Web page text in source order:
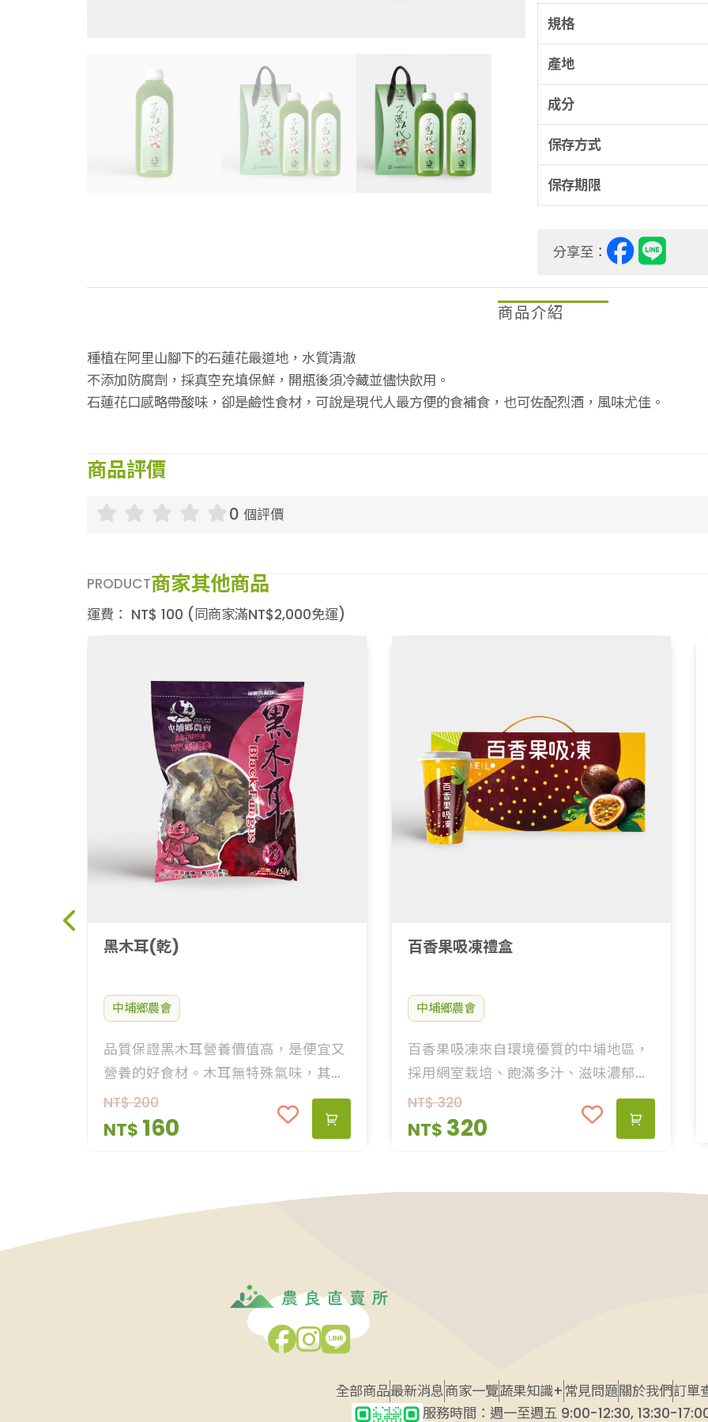
規格
產地
成分
保存方式
保存期限
分享至：
商品介紹
種植在阿里山腳下的石蓮花最道地，水質清澈
不添加防腐劑，採真空充填保鮮，開瓶後須冷藏並儘快飲用。
石蓮花口感略帶酸味，卻是鹼性食材，可說是現代人最方便的食補食，也可佐配烈酒，風味尤佳。
商品評價
0 個評價
PRODUCT商家其他商品
運費： NT$ 100 (同商家滿NT$2,000免運)
黑木耳(乾)
中埔鄉農會
品質保證黑木耳營養價值高，是便宜又
營養的好食材。木耳無特殊氣味，其營
養提供人體所需。乾木耳泡於水中即可
恢復彈性，可配合各式菜餚料理方式，
NT$200
NT$ 160
百香果吸凍禮盒
中埔鄉農會
百香果吸凍來自環境優質的中埔地區，
採用網室栽培、飽滿多汁、滋味濃郁的
百香果，天然美味讓您吃的滿足又安
心，禮盒送禮大方、美觀兩相宜。
NT$320
NT$ 320
全部商品最新消息商家一覽蔬果知識+常見問題關於我們訂單
服務時間：週一至週五 9:00-12:30, 13:30-